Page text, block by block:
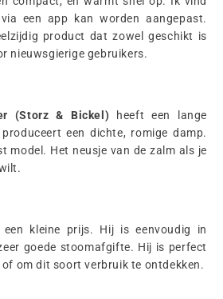
een app kan worden aangepast.
product dat zowel geschikt is
nieuwsgierige gebruikers.
(Storz & Bickel) heeft een lange
een dichte, romige damp.
model. Het neusje van de zalm als je
een kleine prijs. Hij is eenvoudig in
goede stoomafgifte. Hij is perfect
om dit soort verbruik te ontdekken.